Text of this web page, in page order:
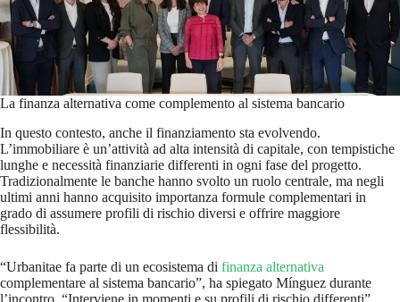
La finanza alternativa come complemento al sistema bancario
In questo contesto, anche il finanziamento sta evolvendo.
L’immobiliare è un’attività ad alta intensità di capitale, con tempistiche
lunghe e necessità finanziarie differenti in ogni fase del progetto.
Tradizionalmente le banche hanno svolto un ruolo centrale, ma negli
ultimi anni hanno acquisito importanza formule complementari in
grado di assumere profili di rischio diversi e offrire maggiore
flessibilità.
“Urbanitae fa parte di un ecosistema di finanza alternativa
complementare al sistema bancario”, ha spiegato Mínguez durante
l’incontro. “Interviene in momenti e su profili di rischio differenti”.